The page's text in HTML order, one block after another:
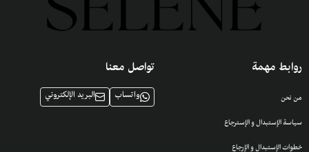
روابط مهمة
من نحن
سياسة الإستبدال و الإسترجاع
خطوات الإستبدال و الإرجاع
تواصل معنا
واتساب البريد الإلكتروني